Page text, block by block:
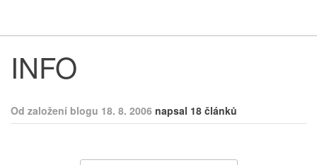
INFO
Od založení blogu 18. 8. 2006 napsal 18 článků